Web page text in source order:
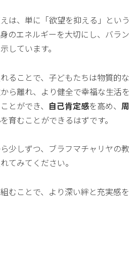
は、単に「欲望を抑える」という
のエネルギーを大切にし、バラン
しています。
ることで、子どもたちは物質的な
ら離れ、より健全で幸福な生活を
とができ、 自己肯定感を高め、 周
を育むことができるはずです。
少しずつ、ブラフマチャリヤの教
てみてください。
むことで、より深い絆と充実感を